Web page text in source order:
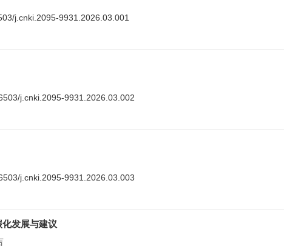
j.cnki.2095-9931.2026.03.001
j.cnki.2095-9931.2026.03.002
j.cnki.2095-9931.2026.03.003
发展与建议